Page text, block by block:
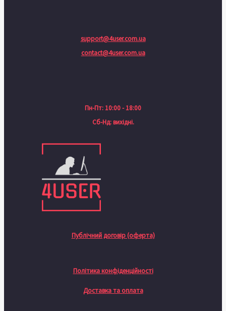
support@4user.com.ua
contact@4user.com.ua
Пн-Пт: 10:00 - 18:00
Сб-Нд: вихідні.
Публічний договір (оферта)
Політика конфіденційності
Доставка та оплата